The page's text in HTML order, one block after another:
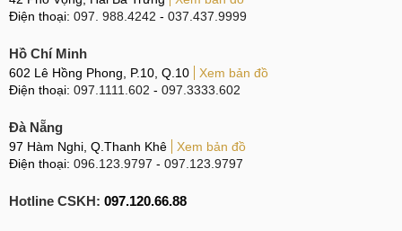
Điện thoại: 097. 988.4242 - 037.437.9999
Hồ Chí Minh
602 Lê Hồng Phong, P.10, Q.10
Xem bản đồ
Điện thoại: 097.1111.602 - 097.3333.602
Đà Nẵng
97 Hàm Nghi, Q.Thanh Khê
Xem bản đồ
Điện thoại: 096.123.9797 - 097.123.9797
Hotline CSKH: 097.120.66.88